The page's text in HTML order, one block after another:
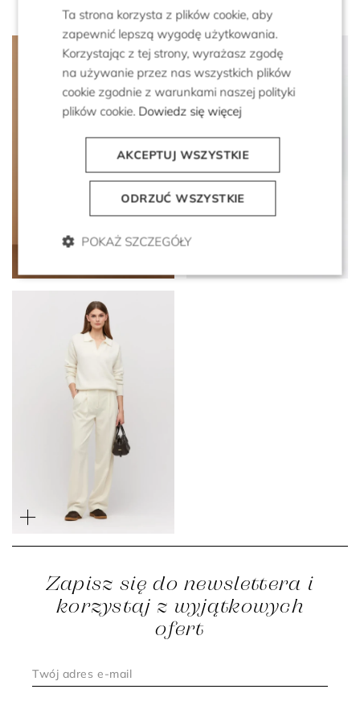
wełną alpaki
1 399 zł
Zapisz się do newslettera i
korzystaj z wyjątkowych
ofert
Ta strona korzysta z plików cookie, aby
zapewnić lepszą wygodę użytkowania.
Korzystając z tej strony, wyrażasz zgodę
na używanie przez nas wszystkich plików
cookie zgodnie z warunkami naszej polityki
plików cookie. Dowiedz się więcej
AKCEPTUJ WSZYSTKIE
ODRZUĆ WSZYSTKIE
POKAŻ SZCZEGÓŁY